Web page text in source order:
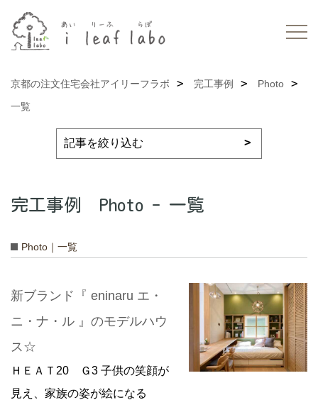
京都の注文住宅会社アイリーフラボ 完工事例
Photo
一覧
完工事例 Photo - 一覧
Photo｜一覧
新ブランド『 eninaru エ・
ニ・ナ・ル 』のモデルハウ
ス☆
ＨＥＡＴ20 Ｇ3 子供の笑顔が
見え、家族の姿が絵になる